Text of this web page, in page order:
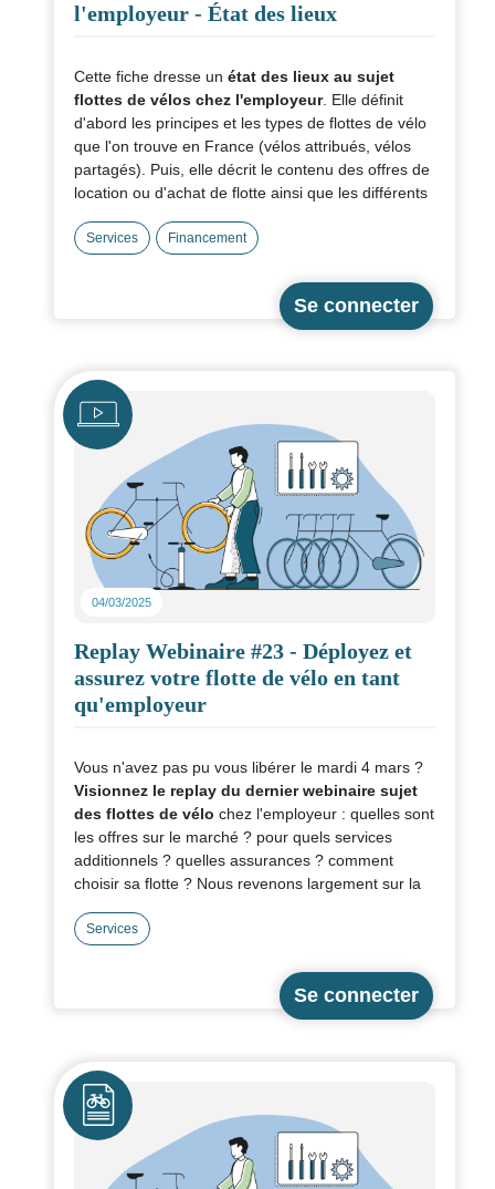
l'employeur - État des lieux
Cette fiche dresse unétat des lieux au sujet
flottes de vélos chez l'employeur. Elle définit
d'abord les principes et les types de flottes de vélo
que l'on trouve en France (vélos attribués, vélos
partagés). Puis, elle décrit le contenu des offres de
location ou d'achat de flotte ainsi que les différents
Des exemples d'employeurs labellisés viennent
illustrer nos propos : Conseil Départemental 93,
Crédit Agricole Haute-Loire, DDT Haute-Savoie.
rédiger cette fiche.
Services Financement
Icône
04/03/2025
Replay Webinaire #23 - Déployez et
assurez votre flotte de vélo en tant
qu'employeur
Vous n'avez pas pu vous libérer le mardi 4 mars ?
Visionnez le replay du dernier webinaire sujet
des flottes de vélo chez l'employeur : quelles sont
les offres sur le marché ? pour quels services
additionnels ? quelles assurances ? comment
choisir sa flotte ? Nous revenons largement sur la
De 0 à 25 minutes : Noémie Rogeau de 2R
Aventure sur les flottes de vélo et Jean Venet de
Morio sur l'aspect assurance des flottes partagent
apportent leurs retours du terrain après avoir mis
en place une flotte de vélo au sein de leur site. Le
Crédit Agricole Haute-Loire, l'agence lilloise
d'Ingerop ainsi que l'AP-HP témoignent de leur
point fort, l'impact de leurs flottes, leurs conseils
Services
Icône